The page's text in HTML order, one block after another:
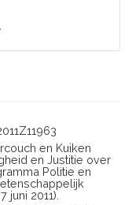
en Kuiken
en Justitie over
Politie en
2011).